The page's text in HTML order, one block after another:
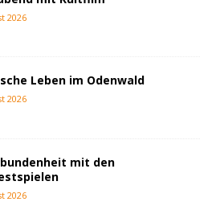
2026
Leben im Odenwald
2026
mit den
2026